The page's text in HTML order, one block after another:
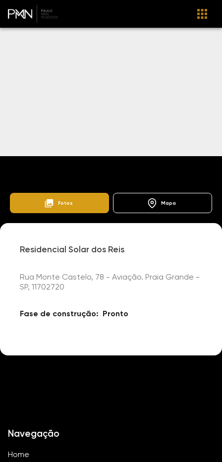
Fotos Mapa
Residencial Solar dos Reis
Rua Monte Castelo, 78 - Aviação. Praia Grande -
SP, 11702720
Fase de construção: Pronto
Navegação
Home